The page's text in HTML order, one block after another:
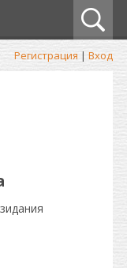
Регистрация | Вход